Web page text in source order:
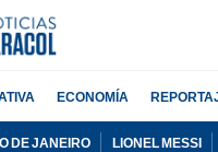
ECONOMÍA
DE JANEIRO LIONEL MESSI